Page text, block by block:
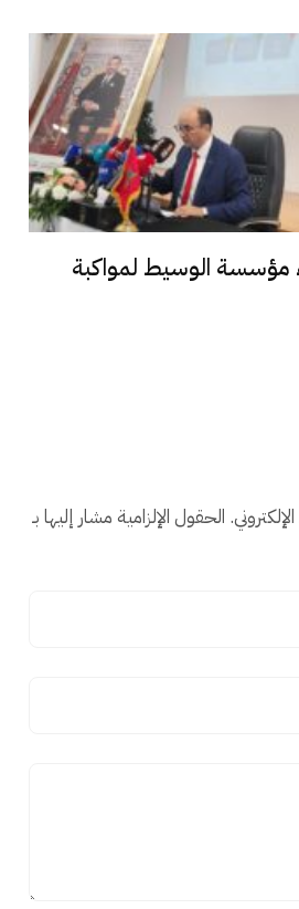
مؤسسة الوسيط لمواكبة
الحقول الإلزامية مشار إليها بـ